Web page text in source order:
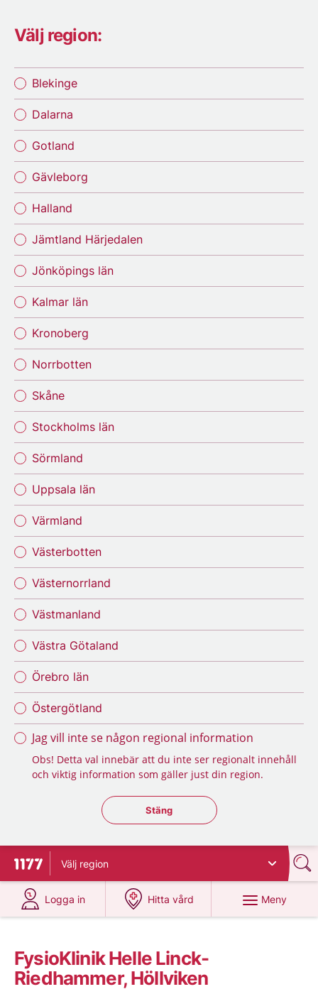
Välj region:
Blekinge
Dalarna
Gotland
Gävleborg
Halland
Jämtland Härjedalen
Jönköpings län
Kalmar län
Kronoberg
Norrbotten
Skåne
Stockholms län
Sörmland
Uppsala län
Värmland
Västerbotten
Västernorrland
Västmanland
Västra Götaland
Örebro län
Östergötland
Jag vill inte se någon regional information
Obs! Detta val innebär att du inte ser regionalt innehåll
och viktig information som gäller just din region.
Stäng regionsväljaren
Stäng
Till startsidan för 1177
Välj region
Logga in
på 1177.se
Hitta vård
på 1177.se
Meny
FysioKlinik Helle Linck-
Riedhammer, Höllviken